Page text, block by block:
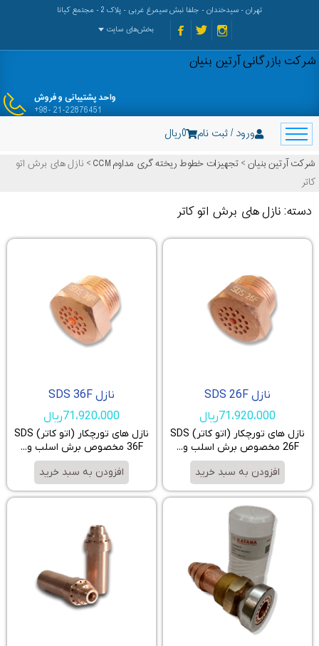
تهران - سیدخندان - جلفا نبش سیمرغ غربی - پلاک 2 - مجتمع کیانا
بخش‌های سایت
شرکت بازرگانی آرتین بنیان
واحد پشتیبانی و فروش
+98- 21-22876451
ورود / ثبت نام 0ریال
شرکت آرتین بنیان>تجهیزات خطوط ریخته گری مداوم CCM > نازل های برش اتو
کاتر
دسته: نازل های برش اتو کاتر
نازل SDS 26F
71،920،000ریال
نازل های تورچکار (اتو کاتر) SDS
26F مخصوص برش اسلب و...
افزودن به سبد خرید
نازل SDS 36F
71،920،000ریال
نازل های تورچکار (اتو کاتر) SDS
36F مخصوص برش اسلب و...
افزودن به سبد خرید